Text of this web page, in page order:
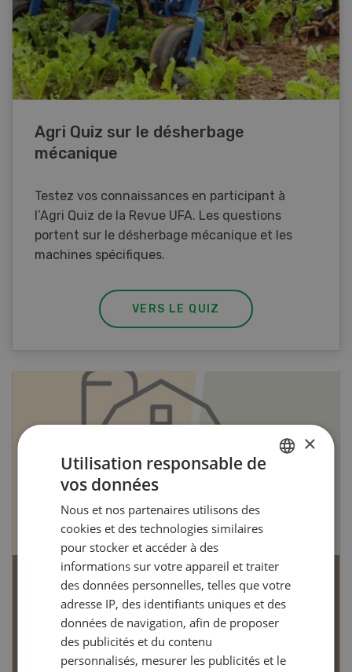
Agri Quiz sur le désherbage
mécanique
Testez vos connaissances en participant à
l’Agri Quiz de la Revue UFA. Les questions
portent sur le désherbage mécanique et les
machines spécifiques.
VERS LE QUIZ
Articles biologiques
×
Utilisation responsable de
vos données
Nous et nos partenaires utilisons des
cookies et des technologies similaires
pour stocker et accéder à des
informations sur votre appareil et traiter
des données personnelles, telles que votre
adresse IP, des identifiants uniques et des
données de navigation, afin de proposer
des publicités et du contenu
personnalisés, mesurer les publicités et le